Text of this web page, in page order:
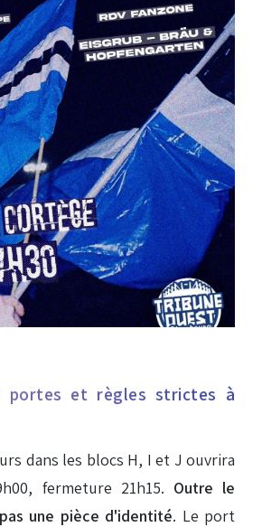
portes et règles strictes à
dans les blocs H, I et J ouvrira
fermeture 21h15. Outre le
une pièce d'identité. Le port